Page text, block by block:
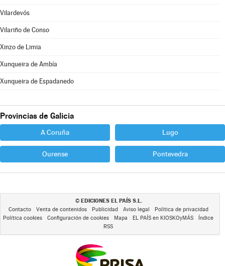
Vilardevós
Vilariño de Conso
Xinzo de Limia
Xunqueira de Ambía
Xunqueira de Espadanedo
Provincias de Galicia
A Coruña Lugo
Ourense Pontevedra
© EDICIONES EL PAÍS S.L.
Contacto Venta de contenidos Publicidad Aviso legal
Política de privacidad
Política cookies
Configuración de cookies Mapa EL PAÍS en KIOSKOyMÁS
Índice
RSS